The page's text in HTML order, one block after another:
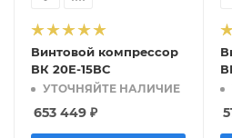
Винтовой компрессор
ВК 20Е-15ВС
УТОЧНЯЙТЕ НАЛИЧИЕ
653 449 ₽